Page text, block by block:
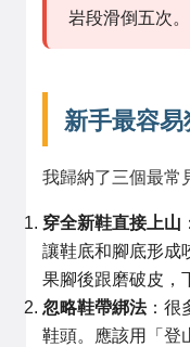
岩段滑倒五次。
新手最容
我歸納了三個最常
穿全新鞋直接上山
讓鞋底和腳底形成
果腳後跟磨破皮，
忽略鞋帶綁法：很
鞋頭。應該用「登